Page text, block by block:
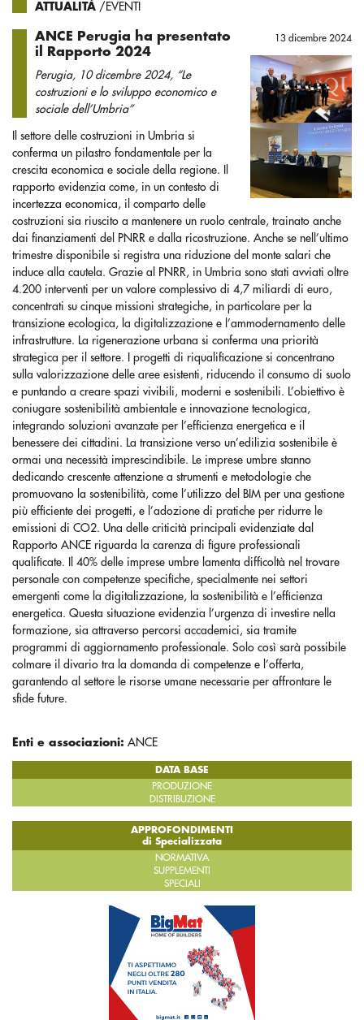
ATTUALITÀ /EVENTI
ANCE Perugia ha presentato
il Rapporto 2024
Perugia, 10 dicembre 2024, “Le
costruzioni e lo sviluppo economico e
sociale dell’Umbria”
13 dicembre 2024
Il settore delle costruzioni in Umbria si
conferma un pilastro fondamentale per la
crescita economica e sociale della regione. Il
rapporto evidenzia come, in un contesto di
incertezza economica, il comparto delle
costruzioni sia riuscito a mantenere un ruolo centrale, trainato anche
dai finanziamenti del PNRR e dalla ricostruzione. Anche se nell’ultimo
trimestre disponibile si registra una riduzione del monte salari che
induce alla cautela. Grazie al PNRR, in Umbria sono stati avviati oltre
4.200 interventi per un valore complessivo di 4,7 miliardi di euro,
concentrati su cinque missioni strategiche, in particolare per la
transizione ecologica, la digitalizzazione e l’ammodernamento delle
infrastrutture. La rigenerazione urbana si conferma una priorità
strategica per il settore. I progetti di riqualificazione si concentrano
sulla valorizzazione delle aree esistenti, riducendo il consumo di suolo
e puntando a creare spazi vivibili, moderni e sostenibili. L’obiettivo è
coniugare sostenibilità ambientale e innovazione tecnologica,
integrando soluzioni avanzate per l’efficienza energetica e il
benessere dei cittadini. La transizione verso un’edilizia sostenibile è
ormai una necessità imprescindibile. Le imprese umbre stanno
dedicando crescente attenzione a strumenti e metodologie che
promuovano la sostenibilità, come l’utilizzo del BIM per una gestione
più efficiente dei progetti, e l’adozione di pratiche per ridurre le
emissioni di CO2. Una delle criticità principali evidenziate dal
Rapporto ANCE riguarda la carenza di figure professionali
qualificate. Il 40% delle imprese umbre lamenta difficoltà nel trovare
personale con competenze specifiche, specialmente nei settori
emergenti come la digitalizzazione, la sostenibilità e l’efficienza
energetica. Questa situazione evidenzia l’urgenza di investire nella
formazione, sia attraverso percorsi accademici, sia tramite
programmi di aggiornamento professionale. Solo così sarà possibile
colmare il divario tra la domanda di competenze e l’offerta,
garantendo al settore le risorse umane necessarie per affrontare le
sfide future.
Enti e associazioni: ANCE
DATA BASE
PRODUZIONE
DISTRIBUZIONE
APPROFONDIMENTI
di Specializzata
NORMATIVA
SUPPLEMENTI
SPECIALI